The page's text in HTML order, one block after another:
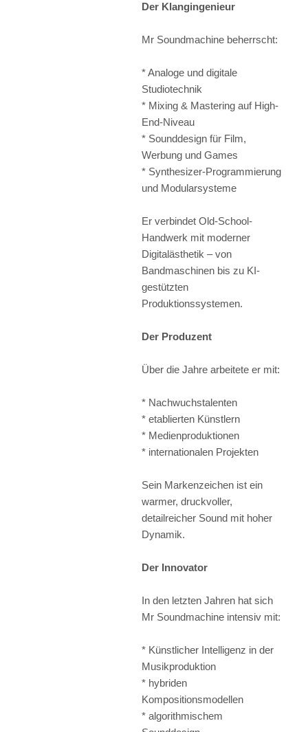
Der Klangingenieur
Mr Soundmachine beherrscht:
* Analoge und digitale
Studiotechnik
* Mixing & Mastering auf High-
End-Niveau
* Sounddesign für Film,
Werbung und Games
* Synthesizer-Programmierung
und Modularsysteme
Er verbindet Old-School-
Handwerk mit moderner
Digitalästhetik – von
Bandmaschinen bis zu KI-
gestützten
Produktionssystemen.
Der Produzent
Über die Jahre arbeitete er mit:
* Nachwuchstalenten
* etablierten Künstlern
* Medienproduktionen
* internationalen Projekten
Sein Markenzeichen ist ein
warmer, druckvoller,
detailreicher Sound mit hoher
Dynamik.
Der Innovator
In den letzten Jahren hat sich
Mr Soundmachine intensiv mit:
* Künstlicher Intelligenz in der
Musikproduktion
* hybriden
Kompositionsmodellen
* algorithmischem